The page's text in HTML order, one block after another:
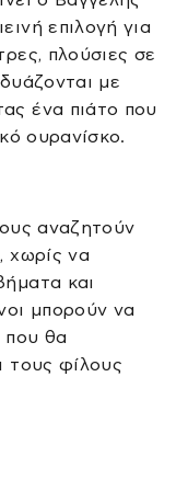
επιλογή για
πλούσιες σε
με
ένα πιάτο που
ουρανίσκο.
αναζητούν
χωρίς να
και
μπορούν να
που θα
τους φίλους